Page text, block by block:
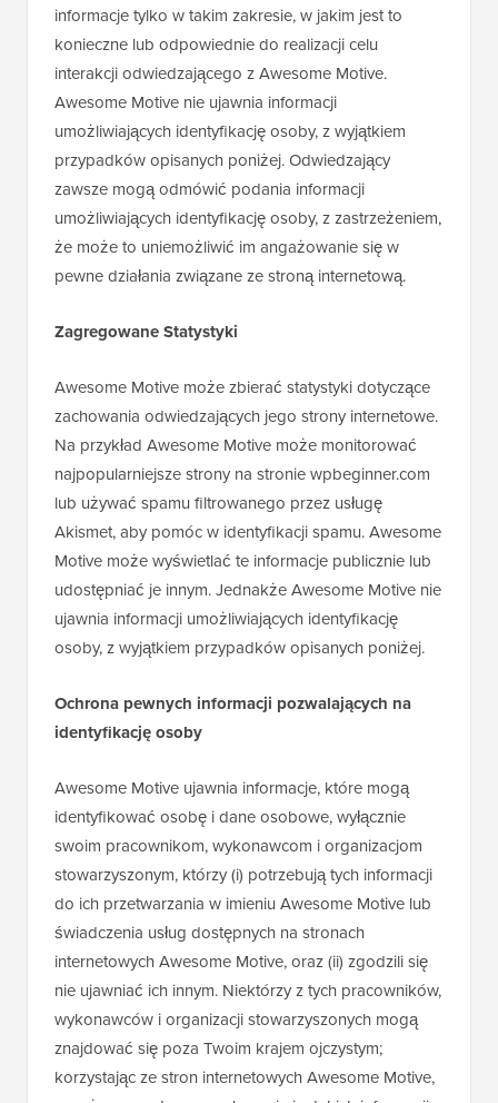
informacje tylko w takim zakresie, w jakim jest to
konieczne lub odpowiednie do realizacji celu
interakcji odwiedzającego z Awesome Motive.
Awesome Motive nie ujawnia informacji
umożliwiających identyfikację osoby, z wyjątkiem
przypadków opisanych poniżej. Odwiedzający
zawsze mogą odmówić podania informacji
umożliwiających identyfikację osoby, z zastrzeżeniem,
że może to uniemożliwić im angażowanie się w
pewne działania związane ze stroną internetową.
Zagregowane Statystyki
Awesome Motive może zbierać statystyki dotyczące
zachowania odwiedzających jego strony internetowe.
Na przykład Awesome Motive może monitorować
najpopularniejsze strony na stronie wpbeginner.com
lub używać spamu filtrowanego przez usługę
Akismet, aby pomóc w identyfikacji spamu. Awesome
Motive może wyświetlać te informacje publicznie lub
udostępniać je innym. Jednakże Awesome Motive nie
ujawnia informacji umożliwiających identyfikację
osoby, z wyjątkiem przypadków opisanych poniżej.
Ochrona pewnych informacji pozwalających na
identyfikację osoby
Awesome Motive ujawnia informacje, które mogą
identyfikować osobę i dane osobowe, wyłącznie
swoim pracownikom, wykonawcom i organizacjom
stowarzyszonym, którzy (i) potrzebują tych informacji
do ich przetwarzania w imieniu Awesome Motive lub
świadczenia usług dostępnych na stronach
internetowych Awesome Motive, oraz (ii) zgodzili się
nie ujawniać ich innym. Niektórzy z tych pracowników,
wykonawców i organizacji stowarzyszonych mogą
znajdować się poza Twoim krajem ojczystym;
korzystając ze stron internetowych Awesome Motive,